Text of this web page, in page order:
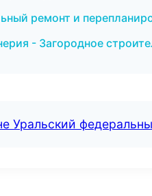
ремонт и
- Загородное
Уральский